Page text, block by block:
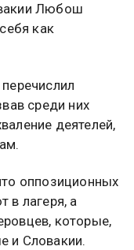
Любош
как
среди них
деятелей,
оппозиционных
в лагеря, а
которые,
и Словакии.